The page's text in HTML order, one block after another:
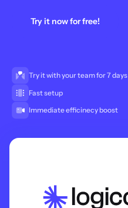
Try it now for free!
Try it with your team for 7 days
Fast setup
Immediate efficinecy boost